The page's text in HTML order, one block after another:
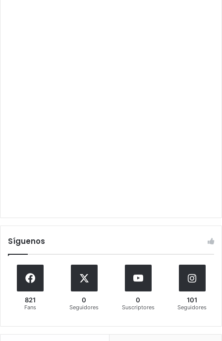
Síguenos
821
Fans
0
Seguidores
0
Suscriptores
101
Seguidores